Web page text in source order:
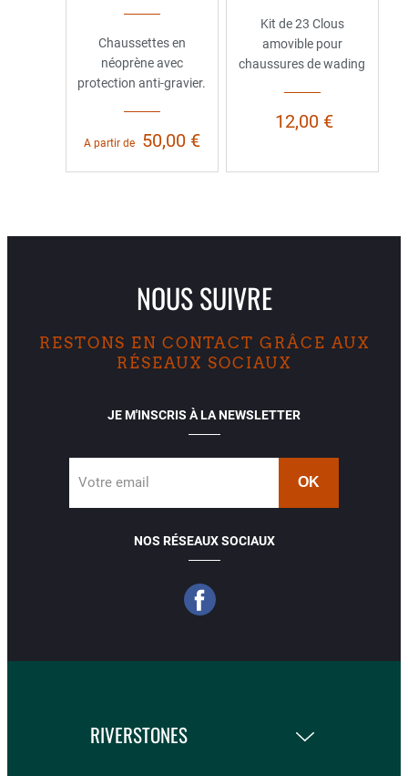
Chaussettes en
néoprène avec
protection anti-gravier.
A partir de 50,00 €
Kit de 23 Clous
amovible pour
chaussures de wading
12,00 €
NOUS SUIVRE
RESTONS EN CONTACT GRÂCE AUX
RÉSEAUX SOCIAUX
JE M'INSCRIS À LA NEWSLETTER
Votre email
NOS RÉSEAUX SOCIAUX
RIVERSTONES